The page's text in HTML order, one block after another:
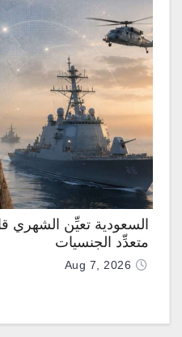
السعودية تعيِّن الشهري
متعدِّد الجنسيات
Aug 7, 2026